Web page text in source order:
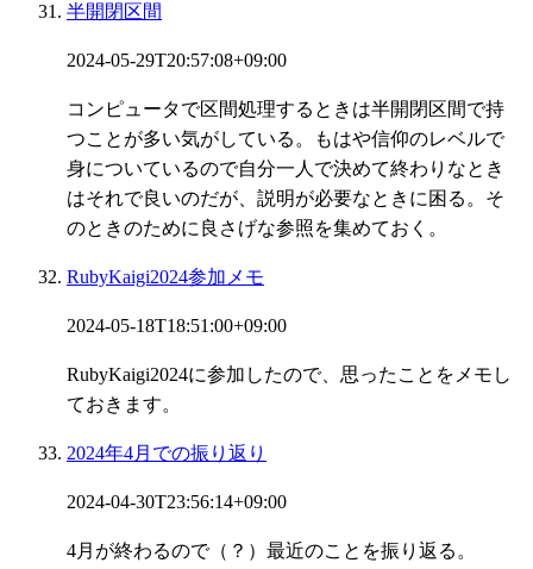
半開閉区間
2024-05-29T20:57:08+09:00
コンピュータで区間処理するときは半開閉区間で持
つことが多い気がしている。もはや信仰のレベルで
身についているので自分一人で決めて終わりなとき
はそれで良いのだが、説明が必要なときに困る。そ
のときのために良さげな参照を集めておく。
RubyKaigi2024参加メモ
2024-05-18T18:51:00+09:00
RubyKaigi2024に参加したので、思ったことをメモし
ておきます。
2024年4月での振り返り
2024-04-30T23:56:14+09:00
4月が終わるので（？）最近のことを振り返る。